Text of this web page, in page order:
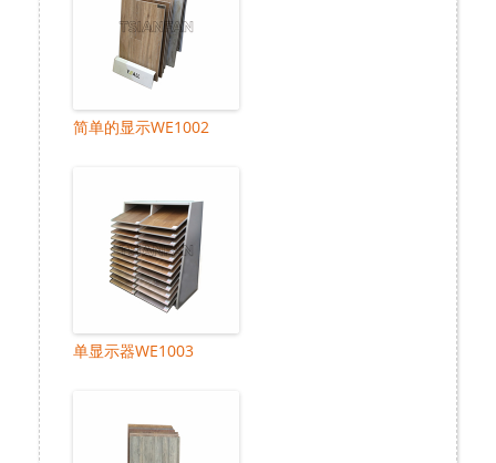
简单的显示WE1002
单显示器WE1003